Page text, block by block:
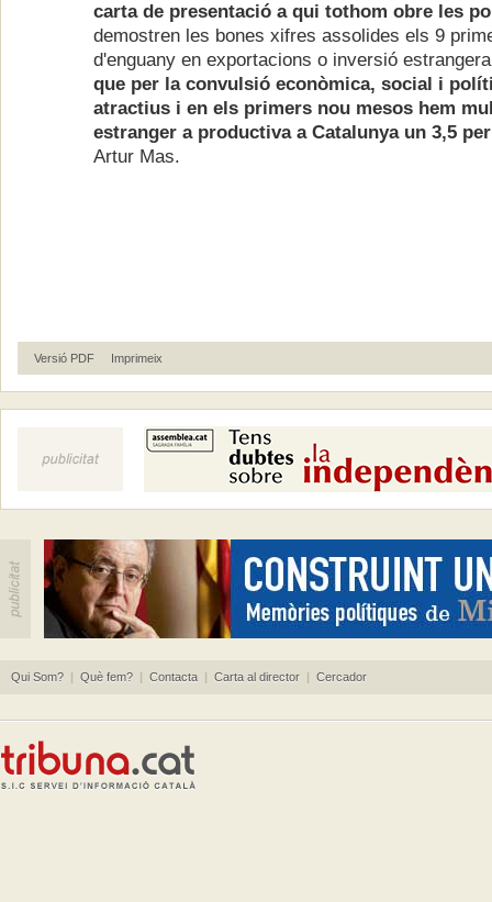
carta de presentació a qui tothom obre les
demostren les bones xifres assolides els 9
d'enguany en exportacions o inversió
que per la convulsió econòmica, social i
atractius i en els primers nou mesos hem
estranger a productiva a Catalunya un 3,5
Artur Mas.
Versió PDF Imprimeix
Qui Som? | Què fem? | Contacta | Carta al director | Cercador